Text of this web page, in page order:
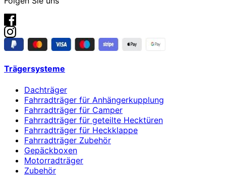
Trägersysteme
Dachträger
Fahrradträger für Anhängerkupplung
Fahrradträger für Camper
Fahrradträger für geteilte Hecktüren
Fahrradträger für Heckklappe
Fahrradträger Zubehör
Gepäckboxen
Motorradträger
Zubehör